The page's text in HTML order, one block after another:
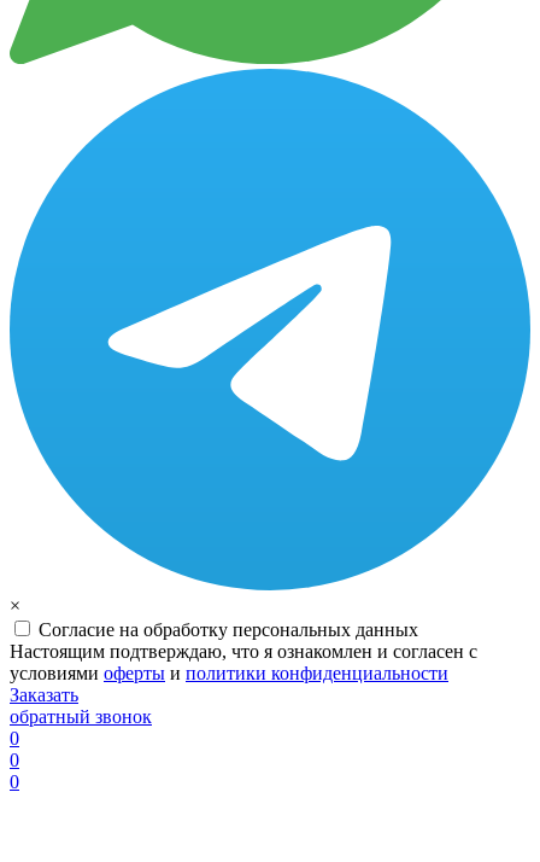
×
Согласие на обработку персональных данных
Настоящим подтверждаю, что я ознакомлен и согласен с
условиями оферты и политики конфиденциальности
Заказать
обратный звонок
0
0
0